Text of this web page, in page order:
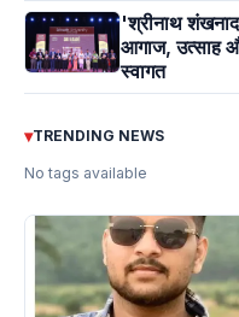
'श्रीनाथ
आगाज, उत्साह
स्वागत
▾TRENDING NEWS
No tags available